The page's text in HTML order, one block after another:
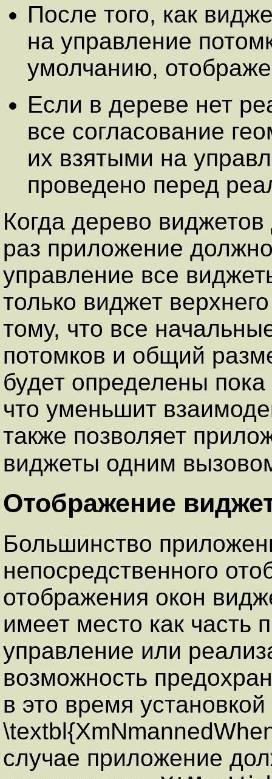
После того, как
на управление
умолчанию,
Если в дереве нет
все согласование
их взятыми на
проведено перед
Когда дерево
раз приложение
управление все
только виджет
тому, что все
потомков и общий
будет определены
что уменьшит
также позволяет
виджеты одним
Отображение
Большинство
непосредственного
отображения окон
имеет место как часть
управление или
возможность
в это время
случае приложение